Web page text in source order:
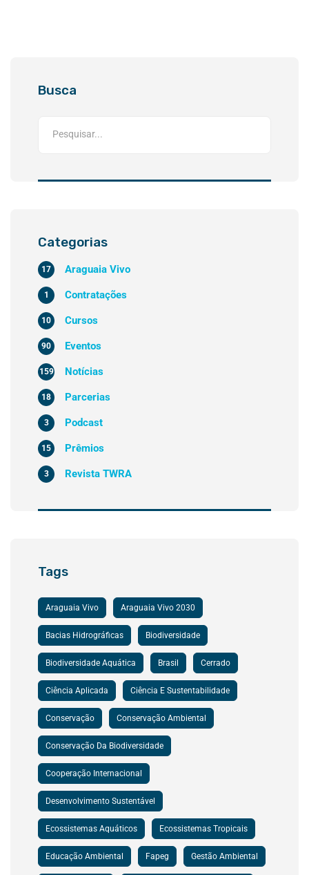
Busca
Categorias
Araguaia Vivo
17
Contratações
1
Cursos
10
Eventos
90
Notícias
159
Parcerias
18
Podcast
3
Prêmios
15
Revista TWRA
3
Tags
Araguaia Vivo Araguaia Vivo 2030
Bacias Hidrográficas Biodiversidade
Biodiversidade Aquática Brasil Cerrado
Ciência Aplicada Ciência E Sustentabilidade
Conservação Conservação Ambiental
Conservação Da Biodiversidade
Cooperação Internacional
Desenvolvimento Sustentável
Ecossistemas Aquáticos Ecossistemas Tropicais
Educação Ambiental Fapeg Gestão Ambiental